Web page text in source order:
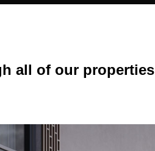
all of our properties